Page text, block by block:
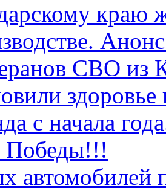
краю
СВО из
с начала
автомобилей